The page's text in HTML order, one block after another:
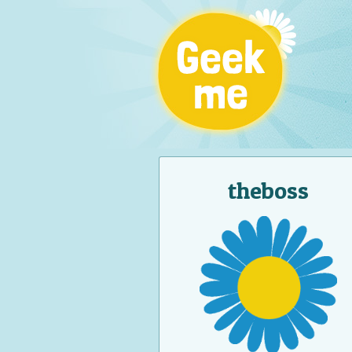
theboss